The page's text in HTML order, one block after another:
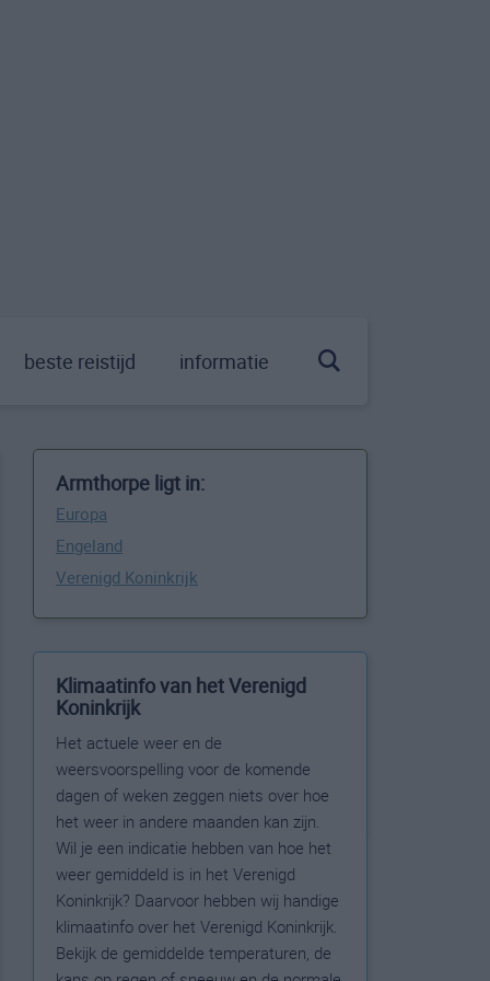
beste reistijd informatie
Armthorpe ligt in:
Europa
Engeland
Verenigd Koninkrijk
Klimaatinfo van het Verenigd
Koninkrijk
Het actuele weer en de
weersvoorspelling voor de komende
dagen of weken zeggen niets over hoe
het weer in andere maanden kan zijn.
Wil je een indicatie hebben van hoe het
weer gemiddeld is in het Verenigd
Koninkrijk? Daarvoor hebben wij handige
klimaatinfo over het Verenigd Koninkrijk.
Bekijk de gemiddelde temperaturen, de